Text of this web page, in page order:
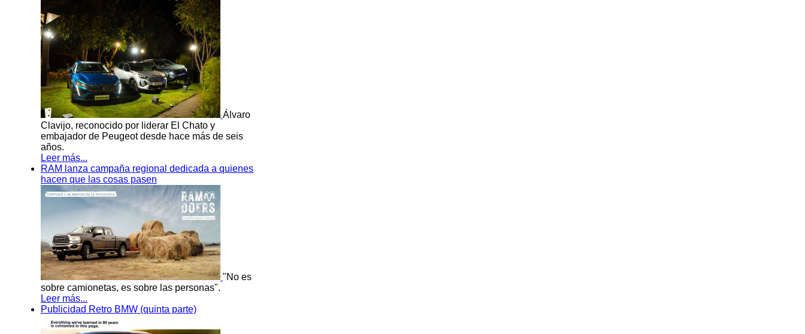
Álvaro
Clavijo, reconocido por liderar El Chato y
embajador de Peugeot desde hace más de seis
años.
Leer más...
RAM lanza campaña regional dedicada a quienes
hacen que las cosas pasen
"No es
sobre camionetas, es sobre las personas".
Leer más...
Publicidad Retro BMW (quinta parte)